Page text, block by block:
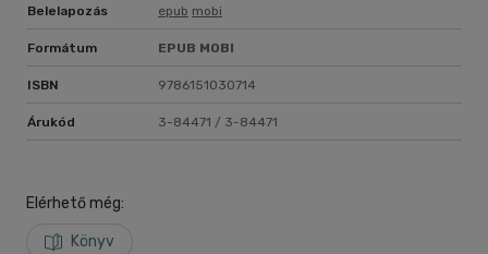
Belelapozás epub mobi
Formátum EPUB MOBI
ISBN 9786151030714
Árukód 3-84471 / 3-84471
Elérhető még:
Könyv